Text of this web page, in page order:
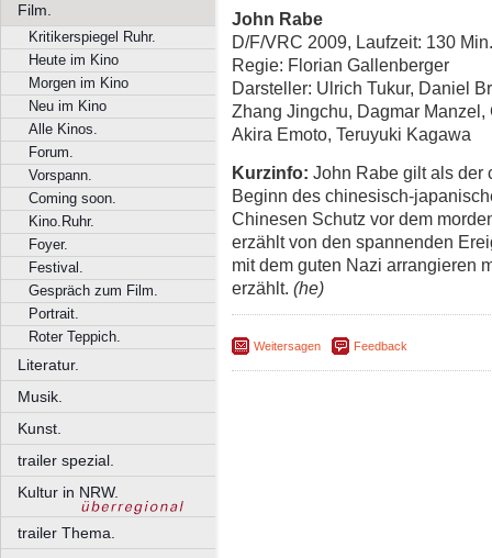
Film.
Kritikerspiegel Ruhr.
Heute im Kino
Morgen im Kino
Neu im Kino
Alle Kinos.
Forum.
Vorspann.
Coming soon.
Kino.Ruhr.
Foyer.
Festival.
Gespräch zum Film.
Portrait.
Roter Teppich.
Literatur.
Musik.
Kunst.
trailer spezial.
Kultur in NRW.
trailer Thema.
John Rabe
D/F/VRC 2009, Laufzeit: 130
Regie: Florian Gallenberger
Darsteller: Ulrich Tukur, Daniel
Zhang Jingchu, Dagmar
Akira Emoto, Teruyuki Kagawa
Kurzinfo: John Rabe gilt als der
Beginn des chinesisch-
Chinesen Schutz vor dem
erzählt von den spannenden
mit dem guten Nazi
erzählt. (he)
Weitersagen Feedback